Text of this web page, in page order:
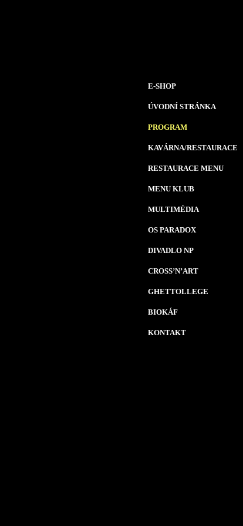
E-SHOP
ÚVODNÍ STRÁNKA
PROGRAM
KAVÁRNA/RESTAURACE
RESTAURACE MENU
MENU KLUB
MULTIMÉDIA
OS PARADOX
DIVADLO NP
CROSS’N’ART
GHETTOLLEGE
BIOKÁF
KONTAKT